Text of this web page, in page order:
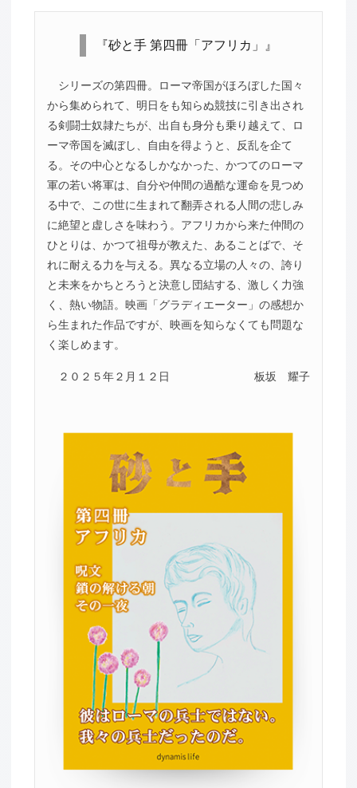
『砂と手 第四冊「アフリカ」』
シリーズの第四冊。ローマ帝国がほろぼした国々
から集められて、明日をも知らぬ競技に引き出され
る剣闘士奴隷たちが、出自も身分も乗り越えて、ロ
ーマ帝国を滅ぼし、自由を得ようと、反乱を企て
る。その中心となるしかなかった、かつてのローマ
軍の若い将軍は、自分や仲間の過酷な運命を見つめ
る中で、この世に生まれて翻弄される人間の悲しみ
に絶望と虚しさを味わう。アフリカから来た仲間の
ひとりは、かつて祖母が教えた、あることばで、そ
れに耐える力を与える。異なる立場の人々の、誇り
と未来をかちとろうと決意し団結する、激しく力強
く、熱い物語。映画「グラディエーター」の感想か
ら生まれた作品ですが、映画を知らなくても問題な
く楽しめます。
２０２５年２月１２日 板坂 耀子